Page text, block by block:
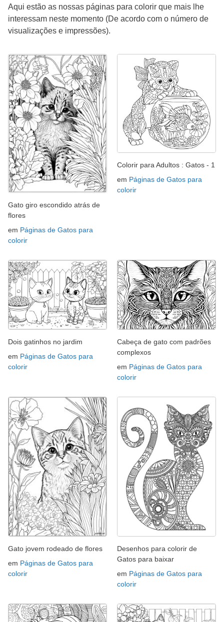
Aqui estão as nossas páginas para colorir que mais lhe
interessam neste momento (De acordo com o número de
visualizações e impressões).
Gato giro escondido atrás de
flores
em Páginas de Gatos para
colorir
Colorir para Adultos : Gatos - 1
em Páginas de Gatos para
colorir
Dois gatinhos no jardim
em Páginas de Gatos para
colorir
Cabeça de gato com padrões
complexos
em Páginas de Gatos para
colorir
Gato jovem rodeado de flores
em Páginas de Gatos para
colorir
Desenhos para colorir de
Gatos para baixar
em Páginas de Gatos para
colorir